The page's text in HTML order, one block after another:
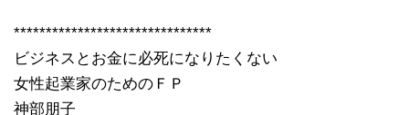
*******************************
ビジネスとお金に必死になりたくない
女性起業家のためのＦＰ
神部朋子